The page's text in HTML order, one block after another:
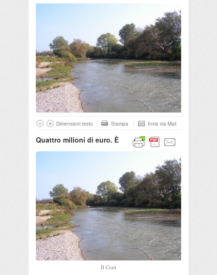
Dimensioni testo Stampa Invia via Mail
Il Crati
Quattro milioni di euro. È